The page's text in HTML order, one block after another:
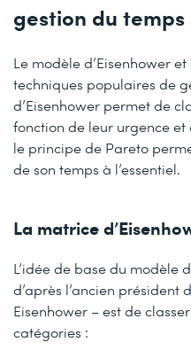
gestion du
Le modèle d’Eisenhower
techniques populaires de
d’Eisenhower permet de
fonction de leur urgence
le principe de Pareto
de son temps à l’essentiel.
La matrice
L’idée de base du modèle
d’après l’ancien président
Eisenhower – est de
catégories :